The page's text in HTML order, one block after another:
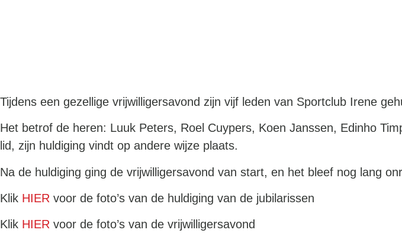
Tijdens een gezellige vrijwilligersavond zijn vijf leden van Sportclub Irene
Het betrof de heren: Luuk Peters, Roel Cuypers, Koen Janssen, Edinho
lid, zijn huldiging vindt op andere wijze plaats.
Na de huldiging ging de vrijwilligersavond van start, en het bleef nog lang
Klik HIER voor de foto’s van de huldiging van de jubilarissen
Klik HIER voor de foto’s van de vrijwilligersavond